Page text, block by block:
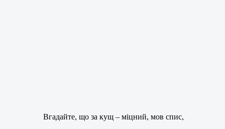
Вгадайте, що за кущ – міцний, мов спис,